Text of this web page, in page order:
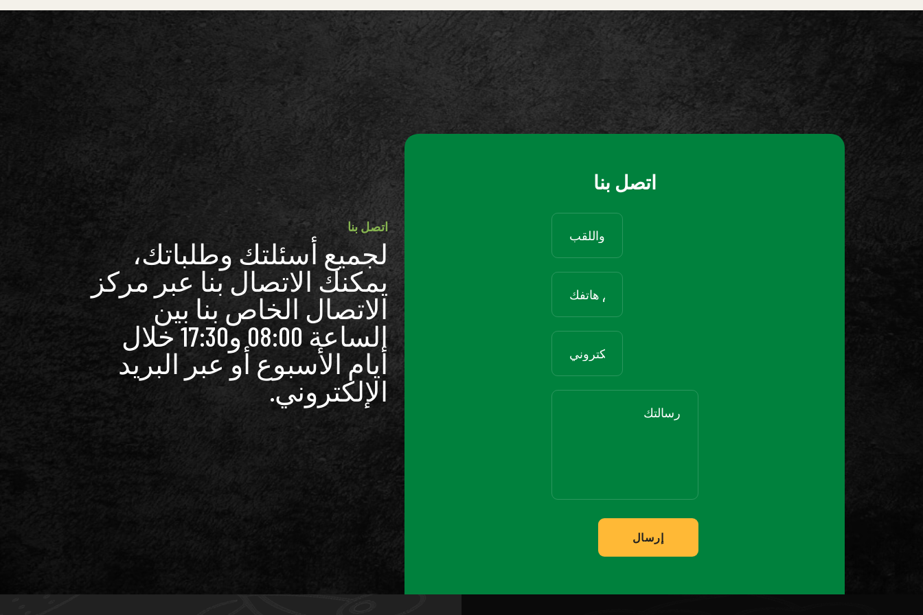
اتصل بنا
لجميع أسئلتك وطلباتك،
يمكنك الاتصال بنا عبر مركز
الاتصال الخاص بنا بين
الساعة 08:00 و17:30 خلال
أيام الأسبوع أو عبر البريد
الإلكتروني.
اتصل بنا
إرسال